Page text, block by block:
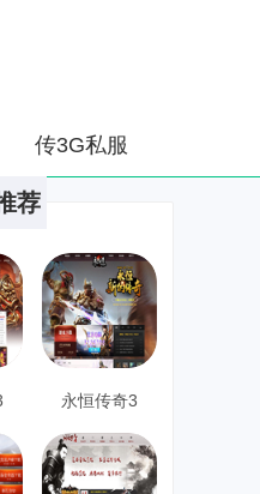
传3G私服
荐
永恒传奇3